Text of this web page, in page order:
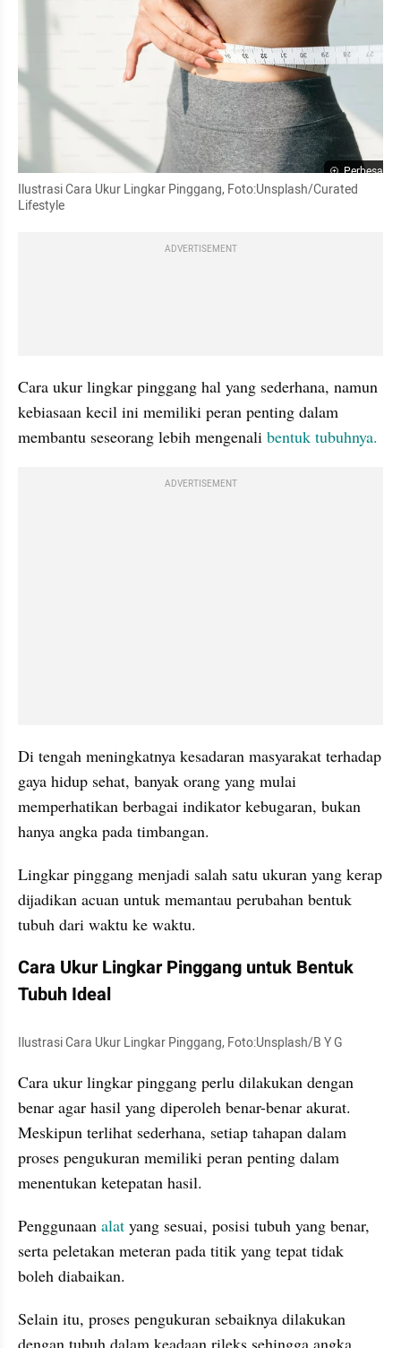
Perbesar
Ilustrasi Cara Ukur Lingkar Pinggang, Foto:Unsplash/Curated
Lifestyle
ADVERTISEMENT
Cara ukur lingkar pinggang hal yang sederhana, namun
kebiasaan kecil ini memiliki peran penting dalam
membantu seseorang lebih mengenali bentuk tubuhnya.
ADVERTISEMENT
Di tengah meningkatnya kesadaran masyarakat terhadap
gaya hidup sehat, banyak orang yang mulai
memperhatikan berbagai indikator kebugaran, bukan
hanya angka pada timbangan.
Lingkar pinggang menjadi salah satu ukuran yang kerap
dijadikan acuan untuk memantau perubahan bentuk
tubuh dari waktu ke waktu.
Cara Ukur Lingkar Pinggang untuk Bentuk
Tubuh Ideal
Ilustrasi Cara Ukur Lingkar Pinggang, Foto:Unsplash/B Y G
Cara ukur lingkar pinggang perlu dilakukan dengan
benar agar hasil yang diperoleh benar-benar akurat.
Meskipun terlihat sederhana, setiap tahapan dalam
proses pengukuran memiliki peran penting dalam
menentukan ketepatan hasil.
Penggunaan alat yang sesuai, posisi tubuh yang benar,
serta peletakan meteran pada titik yang tepat tidak
boleh diabaikan.
Selain itu, proses pengukuran sebaiknya dilakukan
dengan tubuh dalam keadaan rileks sehingga angka